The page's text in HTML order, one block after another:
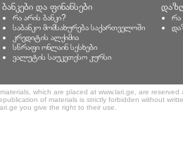
ბანკები და ფინანსები
რა არის ბანკი?
საბანკო მომსახურება საქართველოში
კრედიტის ალქიმია
სწრაფი ონლაინ სესხები
ვალუტის საუკეთესო კურსი
რა
which are placed at www.lari.ge, are
of materials is strictly forbidden without
you give the right to their use.